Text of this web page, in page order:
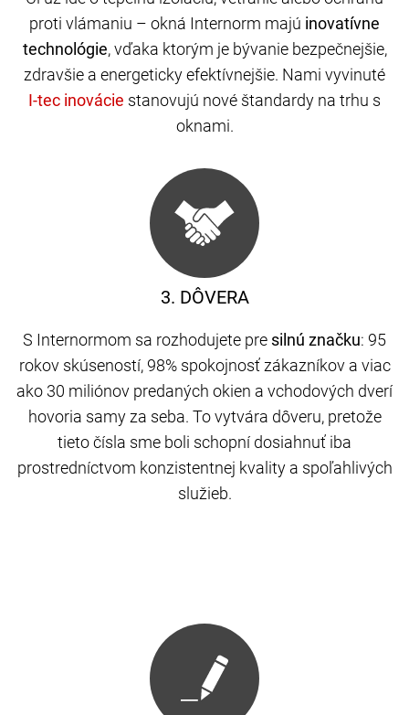
3. DÔVERA
S Internormom sa rozhodujete pre silnú značku: 95
rokov skúseností, 98% spokojnosť zákazníkov a viac
ako 30 miliónov predaných okien a vchodových dverí
hovoria samy za seba. To vytvára dôveru, pretože
tieto čísla sme boli schopní dosiahnuť iba
prostredníctvom konzistentnej kvality a spoľahlivých
služieb.
proti vlámaniu – okná Internorm majú inovatívne
technológie, vďaka ktorým je bývanie bezpečnejšie,
zdravšie a energeticky efektívnejšie. Nami vyvinuté
stanovujú nové štandardy na trhu s
oknami.